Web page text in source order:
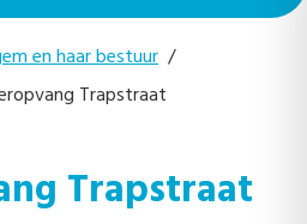
en haar bestuur /
Trapstraat
Trapstraat